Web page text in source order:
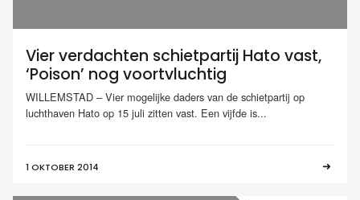
Vier verdachten schietpartij Hato vast,
‘Poison’ nog voortvluchtig
WILLEMSTAD – Vier mogelijke daders van de schietpartij op
luchthaven Hato op 15 juli zitten vast. Een vijfde is...
1 OKTOBER 2014